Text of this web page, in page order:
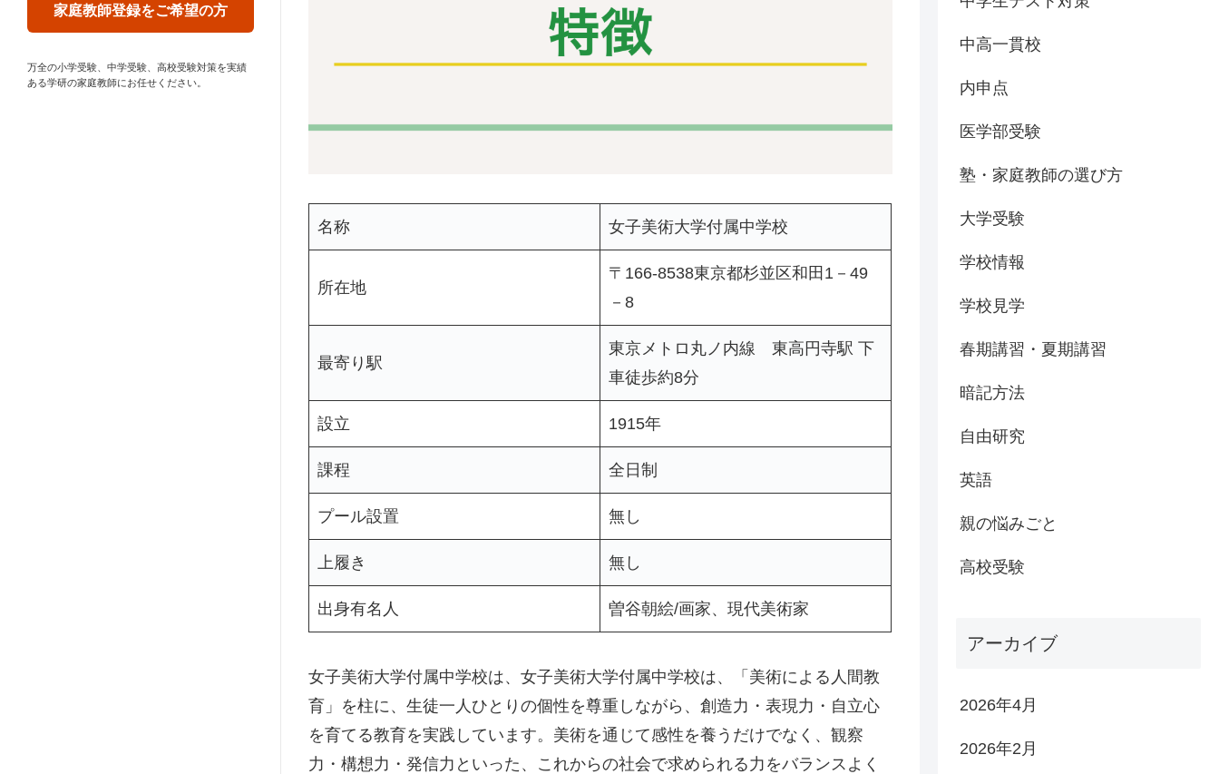
家庭教師登録をご希望の方
万全の小学受験、中学受験、高校受験対策を実績
ある学研の家庭教師にお任せください。
名称 女子美術大学付属中学校
所在地
〒166-8538東京都杉並区和田1－49
－8
最寄り駅
東京メトロ丸ノ内線 東高円寺駅 下
車徒歩約8分
設立 1915年
課程 全日制
プール設置 無し
上履き 無し
出身有名人 曽谷朝絵/画家、現代美術家
女子美術大学付属中学校は、女子美術大学付属中学校は、「美術による人間教
育」を柱に、生徒一人ひとりの個性を尊重しながら、創造力・表現力・自立心
を育てる教育を実践しています。美術を通じて感性を養うだけでなく、観察
力・構想力・発信力といった、これからの社会で求められる力をバランスよく
中高一貫校
内申点
医学部受験
塾・家庭教師の選び方
大学受験
学校情報
学校見学
春期講習・夏期講習
暗記方法
自由研究
英語
親の悩みごと
高校受験
アーカイブ
2026年4月
2026年2月